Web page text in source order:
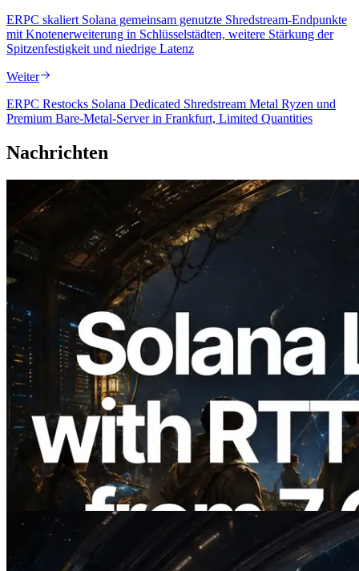
ERPC skaliert Solana gemeinsam genutzte Shredstream-Endpunkte
mit Knotenerweiterung in Schlüsselstädten, weitere Stärkung der
Spitzenfestigkeit und niedrige Latenz
Weiter
ERPC Restocks Solana Dedicated Shredstream Metal Ryzen und
Premium Bare-Metal-Server in Frankfurt, Limited Quantities
Nachrichten
2026.08.05
ERPC erweitert Solana Leader Slot API
um Ping-Messung aus 7 globalen
Regionen — Validators Information API
ebenfalls gestartet
Lesen Sie diesen Artikel